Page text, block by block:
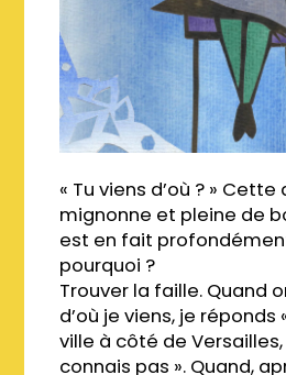
« Tu viens d’où ? »
mignonne et pleine de
est en fait
pourquoi ?
Trouver la faille. Quand
d’où je viens, je réponds
ville à côté de
connais pas ». Quand,